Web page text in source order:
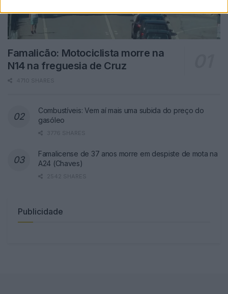
Famalicão: Motociclista morre na
N14 na freguesia de Cruz
4710 SHARES
Combustíveis: Vem aí mais uma subida do preço do
gasóleo
3776 SHARES
Famalicense de 37 anos morre em despiste de mota na
A24 (Chaves)
2542 SHARES
Publicidade